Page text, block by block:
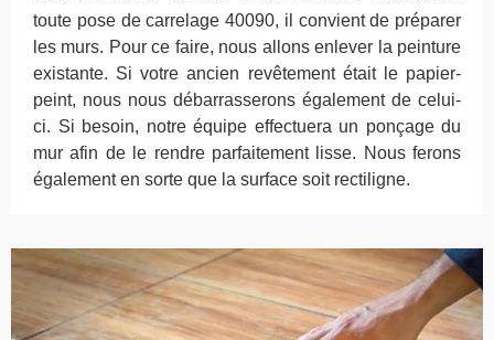
toute pose de carrelage 40090, il convient de préparer
les murs. Pour ce faire, nous allons enlever la peinture
existante. Si votre ancien revêtement était le papier-
peint, nous nous débarrasserons également de celui-
ci. Si besoin, notre équipe effectuera un ponçage du
mur afin de le rendre parfaitement lisse. Nous ferons
également en sorte que la surface soit rectiligne.